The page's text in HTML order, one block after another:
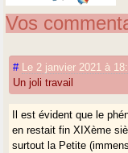
Vos
# Le 2 janvier 2021 à
Un joli travail
Il est évident que le
en restait fin XIXème
surtout la Petite